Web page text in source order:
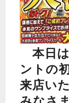
本日は
ントの
来店い